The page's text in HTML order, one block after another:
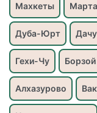
Махкеты
Дуба-Юрт
Гехи-Чу Борзой
Алхазурово